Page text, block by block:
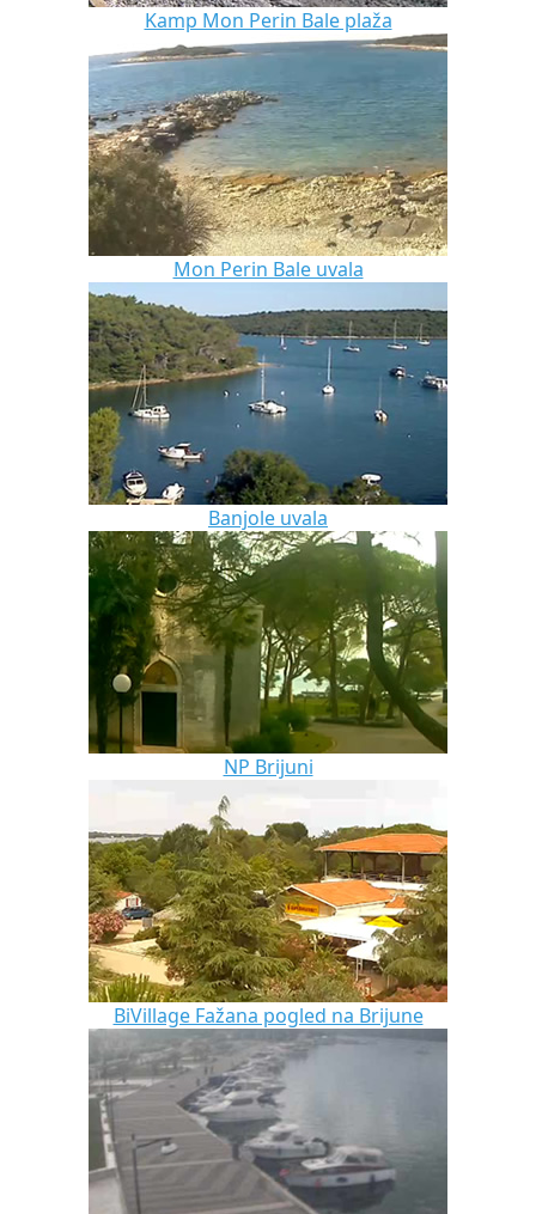
Kamp Mon Perin Bale plaža
Mon Perin Bale uvala
Banjole uvala
NP Brijuni
BiVillage Fažana pogled na Brijune